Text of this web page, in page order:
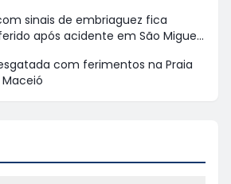
sinais de embriaguez fica
após acidente em São Miguel
com ferimentos na Praia